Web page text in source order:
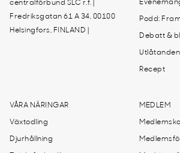
centralförbund SLC r.f. |
Fredriksgatan 61 A 34, 00100
Helsingfors, FINLAND |
Podd:
Debatt &
Utlåtanden
Recept
VÅRA NÄRINGAR
Växtodling
Djurhållning
MEDLEM